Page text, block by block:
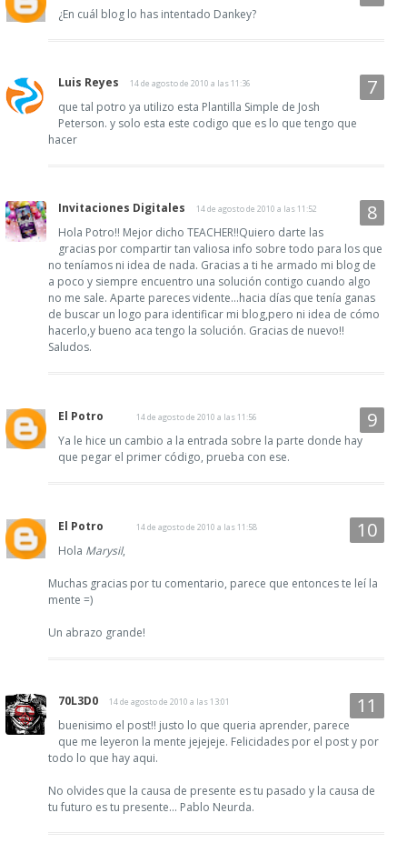
¿En cuál blog lo has intentado Dankey?
Luis Reyes 14 de agosto de 2010 a las 11:36
que tal potro ya utilizo esta Plantilla Simple de Josh
Peterson. y solo esta este codigo que es lo que tengo que
hacer
Invitaciones Digitales 14 de agosto de 2010 a las 11:52
Hola Potro!! Mejor dicho TEACHER!!Quiero darte las
gracias por compartir tan valiosa info sobre todo para los que
no teníamos ni idea de nada. Gracias a ti he armado mi blog de
a poco y siempre encuentro una solución contigo cuando algo
no me sale. Aparte pareces vidente...hacia días que tenía ganas
de buscar un logo para identificar mi blog,pero ni idea de cómo
hacerlo,y bueno aca tengo la solución. Gracias de nuevo!!
Saludos.
El Potro 14 de agosto de 2010 a las 11:56
Ya le hice un cambio a la entrada sobre la parte donde hay
que pegar el primer código, prueba con ese.
El Potro 14 de agosto de 2010 a las 11:58
Hola Marysil,
Muchas gracias por tu comentario, parece que entonces te leí la
mente =)
Un abrazo grande!
70L3D0 14 de agosto de 2010 a las 13:01
buenisimo el post!! justo lo que queria aprender, parece
que me leyeron la mente jejejeje. Felicidades por el post y por
todo lo que hay aqui.
No olvides que la causa de presente es tu pasado y la causa de
tu futuro es tu presente... Pablo Neurda.